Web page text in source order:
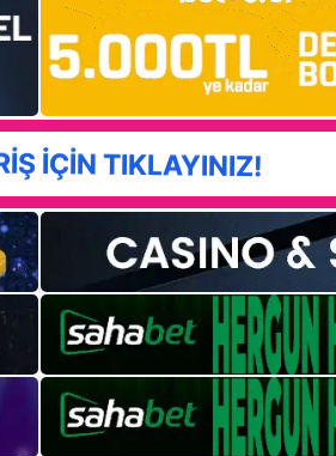
İÇİN TIKLAYINIZ!